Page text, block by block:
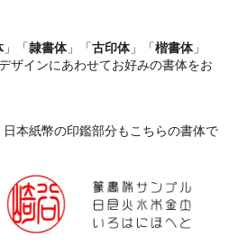
」「隷書体」「古印体」「楷書体」
ザインにあわせてお好みの書体をお
本紙幣の印鑑部分もこちらの書体で